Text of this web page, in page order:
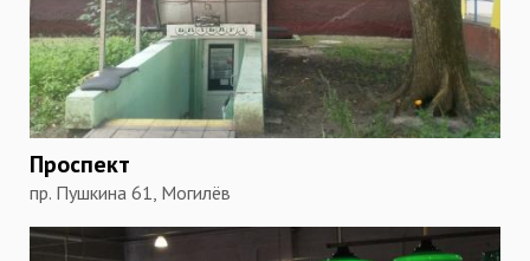
Проспект
пр. Пушкина 61, Могилёв